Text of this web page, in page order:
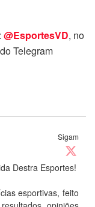
@EsportesVD, no
Telegram
Sigam
Destra Esportes!
esportivas, feito